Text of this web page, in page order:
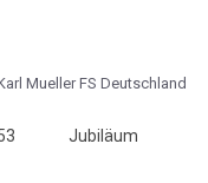
Jubiläum